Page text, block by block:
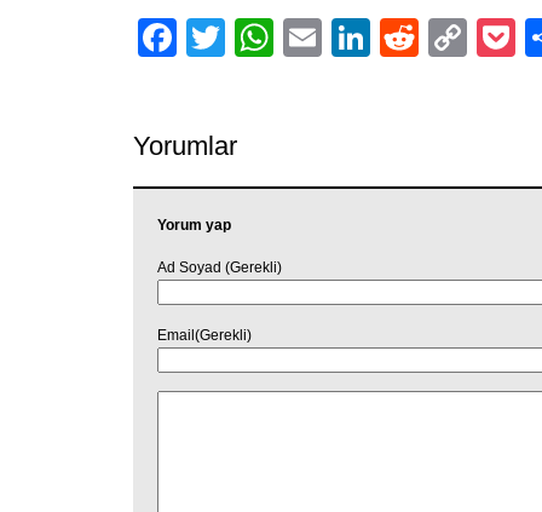
Facebook
TwitterWhatsApp
EmailLinkedIn
Reddit
Yorumlar
Yorum yap
Ad Soyad (Gerekli)
Email(Gerekli)